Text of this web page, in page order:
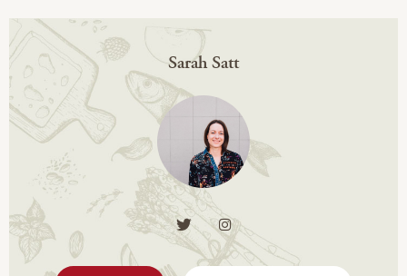
Sarah Satt